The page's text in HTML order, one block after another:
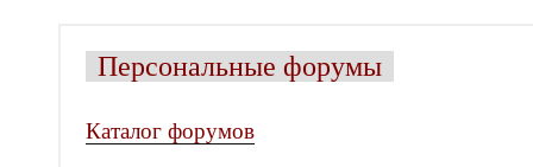
Персональные форумы
Каталог форумов